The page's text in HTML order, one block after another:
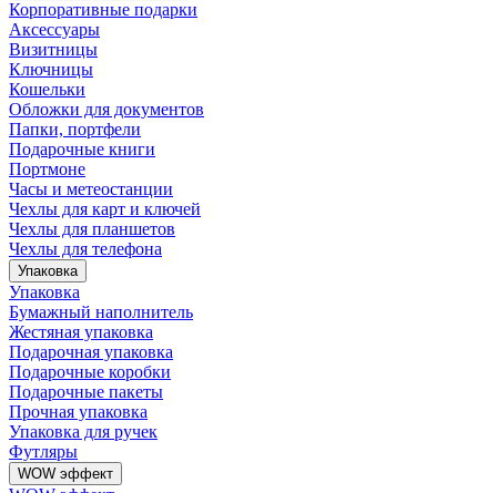
Корпоративные подарки
Аксессуары
Визитницы
Ключницы
Кошельки
Обложки для документов
Папки, портфели
Подарочные книги
Портмоне
Часы и метеостанции
Чехлы для карт и ключей
Чехлы для планшетов
Чехлы для телефона
Упаковка
Упаковка
Бумажный наполнитель
Жестяная упаковка
Подарочная упаковка
Подарочные коробки
Подарочные пакеты
Прочная упаковка
Упаковка для ручек
Футляры
WOW эффект